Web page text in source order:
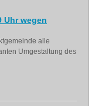
Uhr wegen
alle
Umgestaltung des